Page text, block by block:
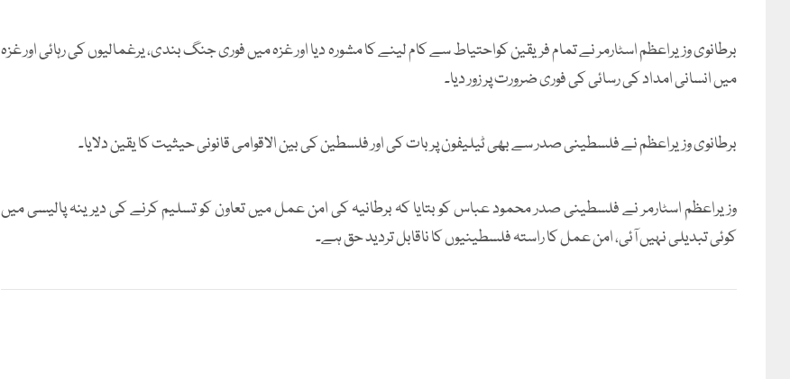
برطانوی وزیراعظم اسٹارمر نے تمام فریقین کواحتیاط سے کام لینے کا مشورہ دیا اور غزہ میں فوری جنگ بندی، یرغمالیوں کی رہائی اور غزہ
میں انسانی امداد کی رسائی کی فوری ضرورت پر زور دیا۔
برطانوی وزیراعظم نے فلسطینی صدر سے بھی ٹیلیفون پر بات کی اور فلسطین کی بین الاقوامی قانونی حیثیت کا یقین دلایا۔
وزیراعظم اسٹارمر نے فلسطینی صدر محمود عباس کو بتایا کہ برطانیہ کی امن عمل میں تعاون کو تسلیم کرنے کی دیرینہ پالیسی میں
کوئی تبدیلی نہیں آئی، امن عمل کا راستہ فلسطینیوں کا ناقابل تردید حق ہے۔